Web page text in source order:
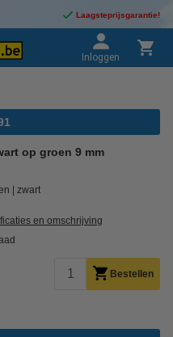
Laagsteprijsgarantie!
Inloggen
op groen 9 mm
zwart
en omschrijving
Bestellen